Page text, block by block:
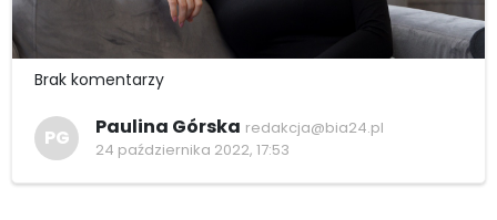
Brak komentarzy
PG Paulina Górska redakcja@bia24.pl
24 października 2022, 17:53